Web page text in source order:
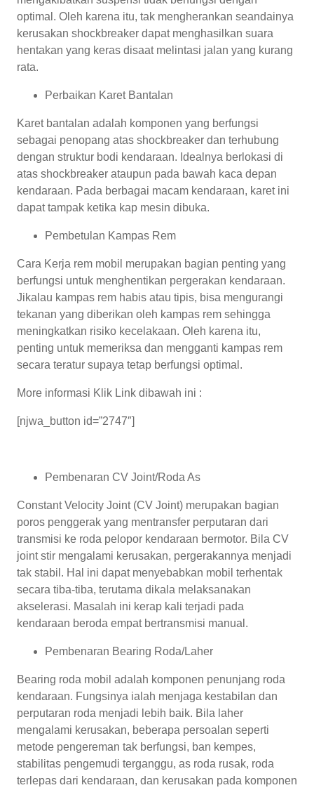
optimal. Oleh karena itu, tak mengherankan seandainya
kerusakan shockbreaker dapat menghasilkan suara
hentakan yang keras disaat melintasi jalan yang kurang
rata.
Perbaikan Karet Bantalan
Karet bantalan adalah komponen yang berfungsi
sebagai penopang atas shockbreaker dan terhubung
dengan struktur bodi kendaraan. Idealnya berlokasi di
atas shockbreaker ataupun pada bawah kaca depan
kendaraan. Pada berbagai macam kendaraan, karet ini
dapat tampak ketika kap mesin dibuka.
Pembetulan Kampas Rem
Cara Kerja rem mobil merupakan bagian penting yang
berfungsi untuk menghentikan pergerakan kendaraan.
Jikalau kampas rem habis atau tipis, bisa mengurangi
tekanan yang diberikan oleh kampas rem sehingga
meningkatkan risiko kecelakaan. Oleh karena itu,
penting untuk memeriksa dan mengganti kampas rem
secara teratur supaya tetap berfungsi optimal.
More informasi Klik Link dibawah ini :
[njwa_button id=”2747″]
Pembenaran CV Joint/Roda As
Constant Velocity Joint (CV Joint) merupakan bagian
poros penggerak yang mentransfer perputaran dari
transmisi ke roda pelopor kendaraan bermotor. Bila CV
joint stir mengalami kerusakan, pergerakannya menjadi
tak stabil. Hal ini dapat menyebabkan mobil terhentak
secara tiba-tiba, terutama dikala melaksanakan
akselerasi. Masalah ini kerap kali terjadi pada
kendaraan beroda empat bertransmisi manual.
Pembenaran Bearing Roda/Laher
Bearing roda mobil adalah komponen penunjang roda
kendaraan. Fungsinya ialah menjaga kestabilan dan
perputaran roda menjadi lebih baik. Bila laher
mengalami kerusakan, beberapa persoalan seperti
metode pengereman tak berfungsi, ban kempes,
stabilitas pengemudi terganggu, as roda rusak, roda
terlepas dari kendaraan, dan kerusakan pada komponen